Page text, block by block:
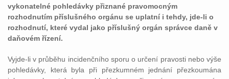
vykonatelné pohledávky přiznané pravomocným
rozhodnutím příslušného orgánu se uplatní i tehdy, jde-li o
rozhodnutí, které vydal jako příslušný orgán správce daně v
daňovém řízení.
Vyjde-li v průběhu incidenčního sporu o určení pravosti nebo výše
pohledávky, která byla při přezkumném jednání přezkoumána